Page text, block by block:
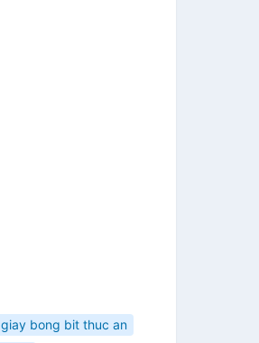
giay bong bit thuc an